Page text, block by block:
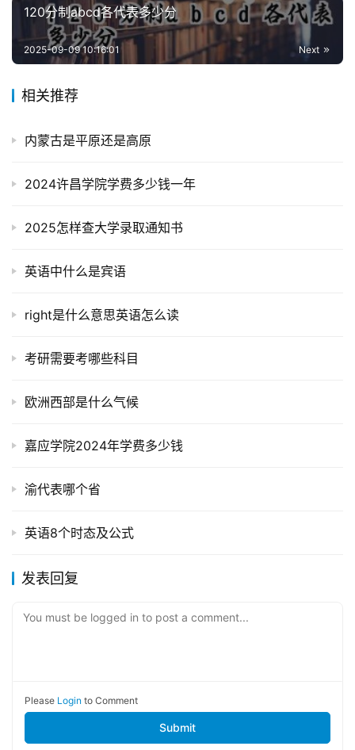
120分制abcd各代表多少分
Next
2025-09-09 10:16:01
相关推荐
内蒙古是平原还是高原
2024许昌学院学费多少钱一年
2025怎样查大学录取通知书
英语中什么是宾语
right是什么意思英语怎么读
考研需要考哪些科目
欧洲西部是什么气候
嘉应学院2024年学费多少钱
渝代表哪个省
英语8个时态及公式
发表回复
You must be logged in to post a comment...
Please Login to Comment
Submit